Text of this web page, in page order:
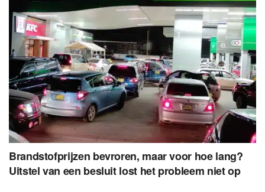
Brandstofprijzen bevroren, maar voor hoe lang?
Uitstel van een besluit lost het probleem niet op